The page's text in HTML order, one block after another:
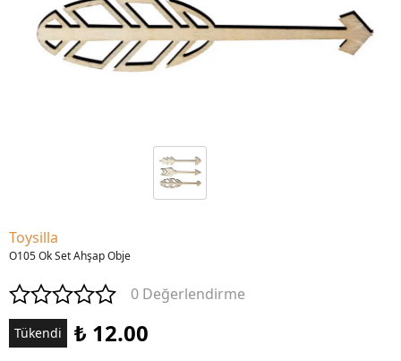
Toysilla
O105 Ok Set Ahşap Obje
0 Değerlendirme
Tükendi ₺ 12.00